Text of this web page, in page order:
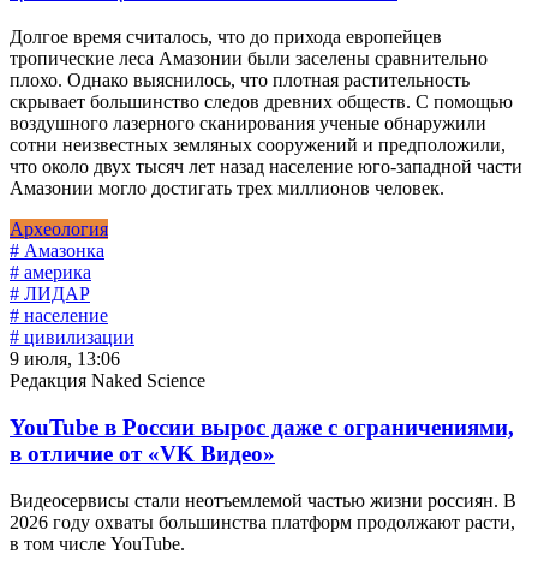
Долгое время считалось, что до прихода европейцев
тропические леса Амазонии были заселены сравнительно
плохо. Однако выяснилось, что плотная растительность
скрывает большинство следов древних обществ. С помощью
воздушного лазерного сканирования ученые обнаружили
сотни неизвестных земляных сооружений и предположили,
что около двух тысяч лет назад население юго-западной части
Амазонии могло достигать трех миллионов человек.
Археология
# Амазонка
# америка
# ЛИДАР
# население
# цивилизации
9 июля, 13:06
Редакция Naked Science
YouTube в России вырос даже с ограничениями,
в отличие от «VK Видео»
Видеосервисы стали неотъемлемой частью жизни россиян. В
2026 году охваты большинства платформ продолжают расти,
в том числе YouTube.